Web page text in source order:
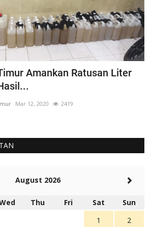
Amankan Ratusan Liter
Mar 12, 2020 2419
August 2026
Thu Fri Sat
Sun
1
2